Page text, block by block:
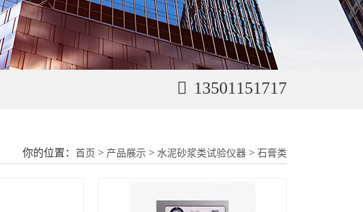
13501151717
你的位置：首页 > 产品展示 > 水泥砂浆类试验仪器 >石膏类